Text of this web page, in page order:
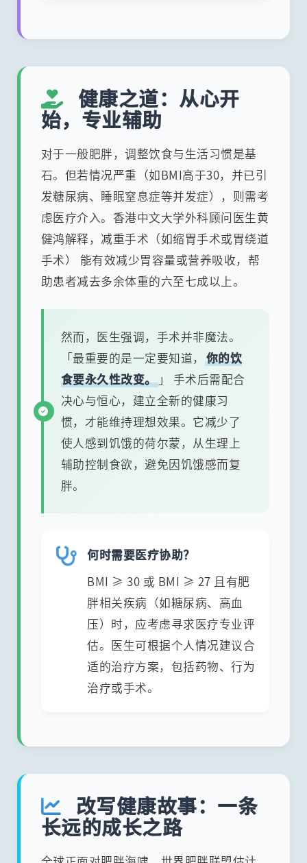
健康之道：从心开
始，专业辅助
对于一般肥胖，调整饮食与生活习惯是基
石。但若情况严重（如BMI高于30，并已引
发糖尿病、睡眠窒息症等并发症），则需考
虑医疗介入。香港中文大学外科顾问医生黄
健鸿解释，减重手术（如缩胃手术或胃绕道
手术） 能有效减少胃容量或营养吸收，帮
助患者减去多余体重的六至七成以上。
然而，医生强调，手术并非魔法。
「最重要的是一定要知道， 你的饮
食要永久性改变。」 手术后需配合
决心与恒心，建立全新的健康习
惯，才能维持理想效果。它减少了
使人感到饥饿的荷尔蒙，从生理上
辅助控制食欲，避免因饥饿感而复
胖。
何时需要医疗协助？
BMI ≥ 30 或 BMI ≥ 27 且有肥
胖相关疾病（如糖尿病、高血
压）时，应考虑寻求医疗专业评
估。医生可根据个人情况建议合
适的治疗方案，包括药物、行为
治疗或手术。
改写健康故事：一条
长远的成长之路